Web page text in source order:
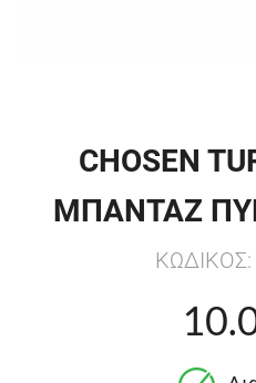
CHOSEN
ΜΠΑΝΤΑΖ
ΚΩΔΙΚΟΣ: